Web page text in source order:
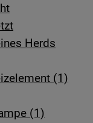
Herds
(1)
(1)